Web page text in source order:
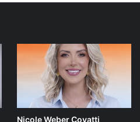
Nicole Weber Covatti